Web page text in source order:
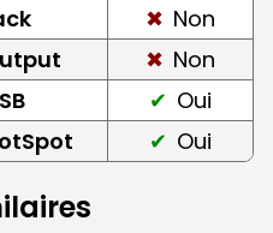
Non
Non
Oui
Oui